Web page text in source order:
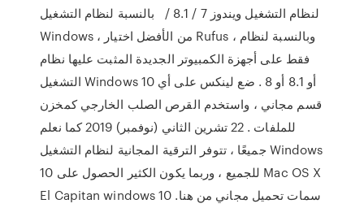
لنظام التشغيل ويندوز 7 / 8.1 / بالنسبة لنظام التشغيل
Windows ، من الأفضل اختيار Rufus ، وبالنسبة لنظام
فقط على أجهزة الكمبيوتر الجديدة المثبت عليها نظام
التشغيل Windows 10 أو 8.1 أو 8 . ضع لينكس على أي
قسم مجاني ، واستخدم القرص الصلب الخارجي كمخزن
للملفات . 22 تشرين الثاني (نوفمبر) 2019 كما نعلم
جميعًا ، تتوفر الترقية المجانية لنظام التشغيل Windows
10 للجميع ، وربما يكون الكثير الحصول على Mac OS X
El Capitan windows 10 سمات تحميل مجاني من هنا.